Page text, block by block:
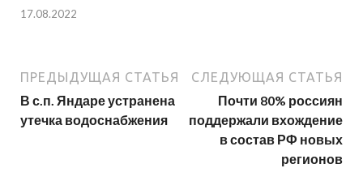
17.08.2022
ПРЕДЫДУЩАЯ СТАТЬЯ
В с.п. Яндаре устранена
утечка водоснабжения
СЛЕДУЮЩАЯ СТАТЬЯ
Почти 80% россиян
поддержали вхождение
в состав РФ новых
регионов